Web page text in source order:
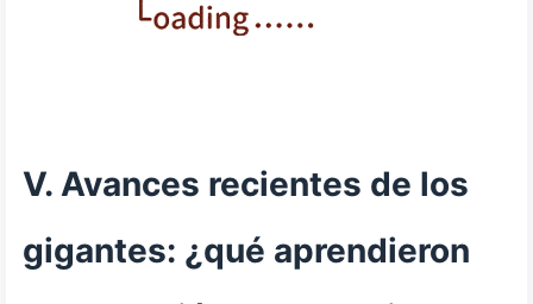
V. Avances recientes de los
gigantes: ¿qué aprendieron